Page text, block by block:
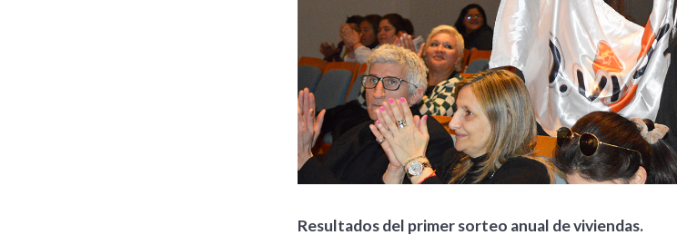
Resultados del primer sorteo anual de viviendas.